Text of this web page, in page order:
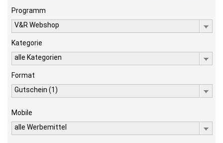
Programm
V&R Webshop
Kategorie
alle Kategorien
Format
Gutschein (1)
Mobile
alle Werbemittel